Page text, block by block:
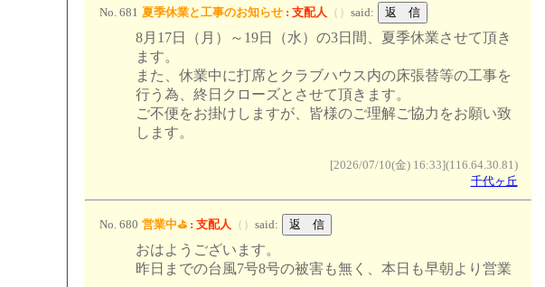
No. 681 夏季休業と工事のお知らせ: 支配人 （ ） said:
8月17日（月）～19日（水）の3日間、夏季休業させて頂き
ます。
また、休業中に打席とクラブハウス内の床張替等の工事を
行う為、終日クローズとさせて頂きます。
ご不便をお掛けしますが、皆様のご理解ご協力をお願い致
します。
[2026/07/10(金) 16:33](116.64.30.81)
千代ヶ丘
No. 680 営業中⛳️: 支配人 （ ） said:
おはようございます。
昨日までの台風7号8号の被害も無く、本日も早朝より営業